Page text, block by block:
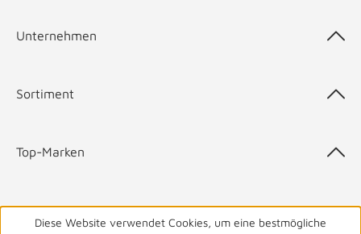
Unternehmen
Sortiment
Top-Marken
Diese Website verwendet Cookies, um eine bestmögliche